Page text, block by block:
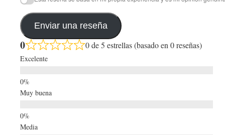
Enviar una reseña
0 0 de 5 estrellas (basado en 0 reseñas)
Excelente
Muy buena
Media